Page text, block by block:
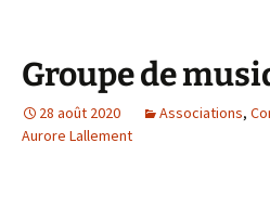
Groupe de
28 août 2020 Associations,
Aurore Lallement